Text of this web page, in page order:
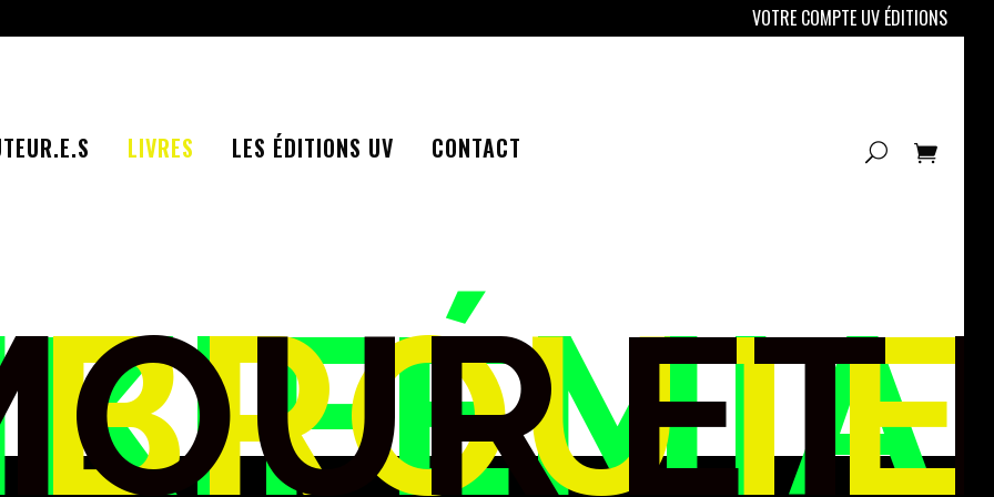
VOTRE COMPTE UV ÉDITIONS
LIVRES LES ÉDITIONS UV CONTACT